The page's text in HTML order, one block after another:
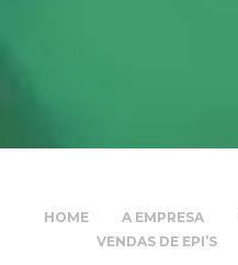
HOME A EMPRESA
VENDAS DE EPI’S